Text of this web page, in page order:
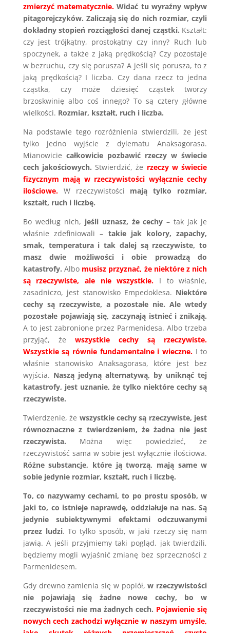
zmierzyć matematycznie. Widać tu wyraźny wpływ
pitagorejczyków. Zaliczają się do nich rozmiar, czyli
dokładny stopień rozciągłości danej cząstki. Kształt:
czy jest trójkątny, prostokątny czy inny? Ruch lub
spoczynek, a także z jaką prędkością? Czy pozostaje
w bezruchu, czy się porusza? A jeśli się porusza, to z
jaką prędkością? I liczba. Czy dana rzecz to jedna
cząstka, czy może dziesięć cząstek tworzy
brzoskwinię albo coś innego? To są cztery główne
wielkości. Rozmiar, kształt, ruch i liczba.
Na podstawie tego rozróżnienia stwierdzili, że jest
tylko jedno wyjście z dylematu Anaksagorasa.
Mianowicie całkowicie pozbawić rzeczy w świecie
cech jakościowych. Stwierdzić, że rzeczy w świecie
fizycznym mają w rzeczywistości wyłącznie cechy
ilościowe.W rzeczywistości mają tylko rozmiar,
kształt, ruch i liczbę.
Bo według nich, jeśli uznasz, że cechy – tak jak je
właśnie zdefiniowali – takie jak kolory, zapachy,
smak, temperatura i tak dalej są rzeczywiste, to
masz dwie możliwości i obie prowadzą do
katastrofy. Albo musisz przyznać, że niektóre z nich
są rzeczywiste, ale nie wszystkie. I to właśnie,
zasadniczo, jest stanowisko Empedoklesa. Niektóre
cechy są rzeczywiste, a pozostałe nie. Ale wtedy
pozostałe pojawiają się, zaczynają istnieć i znikają.
A to jest zabronione przez Parmenidesa. Albo trzeba
przyjąć, że wszystkie cechy są rzeczywiste.
Wszystkie są równie fundamentalne i wieczne. I to
właśnie stanowisko Anaksagorasa, które jest bez
wyjścia. Naszą jedyną alternatywą, by uniknąć tej
katastrofy, jest uznanie, że tylko niektóre cechy są
rzeczywiste.
Twierdzenie, że wszystkie cechy są rzeczywiste, jest
równoznaczne z twierdzeniem, że żadna nie jest
rzeczywista. Można więc powiedzieć, że
rzeczywistość sama w sobie jest wyłącznie ilościowa.
Różne substancje, które ją tworzą, mają same w
sobie jedynie rozmiar, kształt, ruch i liczbę.
To, co nazywamy cechami, to po prostu sposób, w
jaki to, co istnieje naprawdę, oddziałuje na nas. Są
jedynie subiektywnymi efektami odczuwanymi
przez ludzi. To tylko sposób, w jaki rzeczy się nam
jawią. A jeśli przyjmiemy taki pogląd, jak twierdzili,
będziemy mogli wyjaśnić zmianę bez sprzeczności z
Parmenidesem.
Gdy drewno zamienia się w popiół,w rzeczywistości
nie pojawiają się żadne nowe cechy, bo w
rzeczywistości nie ma żadnych cech. Pojawienie się
nowych cech zachodzi wyłącznie w naszym umyśle,